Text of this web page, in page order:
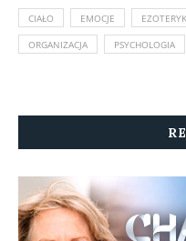
CIAŁO EMOCJE
ORGANIZACJA PSYCHOLOGIA